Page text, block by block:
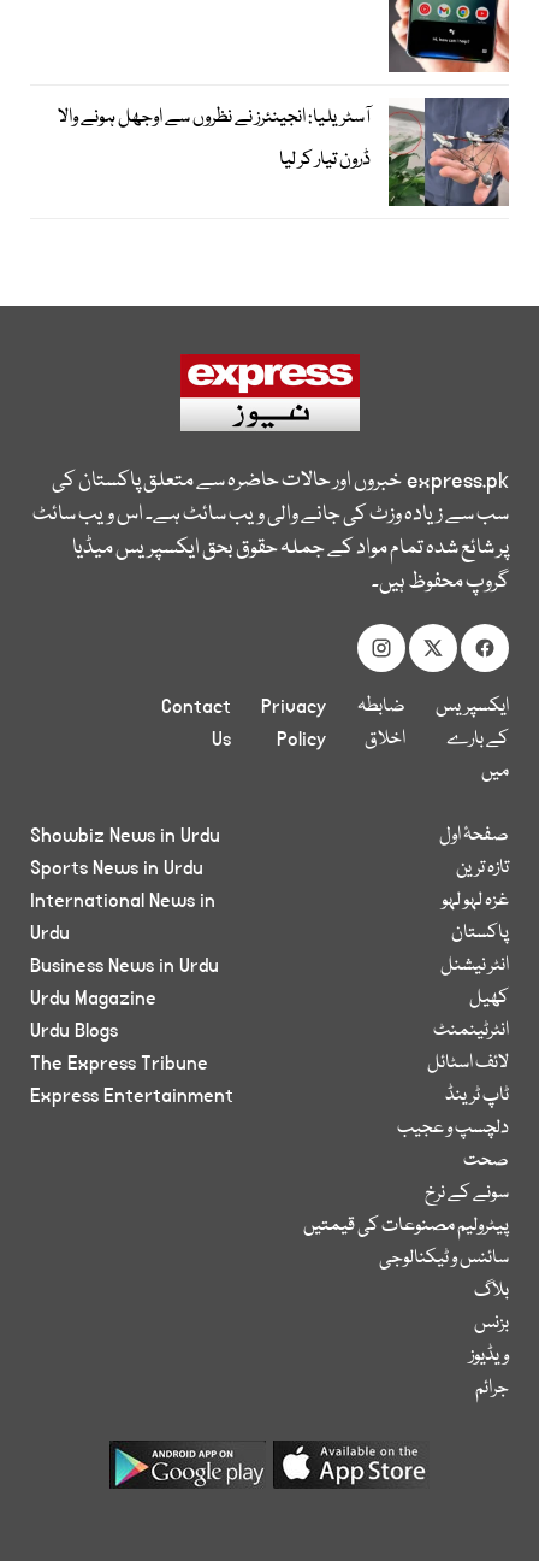
آسٹریلیا: انجینئرز نے نظروں سے اوجھل ہونے والا
ڈرون تیار کر لیا
express.pkخبروں اور حالات حاضرہ سے متعلق پاکستان کی
سب سے زیادہ وزٹ کی جانے والی ویب سائٹ ہے۔ اس ویب سائٹ
پر شائع شدہ تمام مواد کے جملہ حقوق بحق ایکسپریس میڈیا
گروپ محفوظ ہیں۔
ایکسپریس
کے بارے
میں
ضابطہ
اخلاق
Privacy
Policy
Contact
Us
صفحۂ اول
تازہ ترین
غزہ لہو لہو
پاکستان
انٹر نیشنل
کھیل
انٹرٹینمنٹ
لائف اسٹائل
ٹاپ ٹرینڈ
دلچسپ و عجیب
صحت
سونے کے نرخ
پیٹرولیم مصنوعات کی قیمتیں
سائنس و ٹیکنالوجی
بلاگ
بزنس
ویڈیوز
جرائم
Showbiz News in Urdu
Sports News in Urdu
International News in
Urdu
Business News in Urdu
Urdu Magazine
Urdu Blogs
The Express Tribune
Express Entertainment